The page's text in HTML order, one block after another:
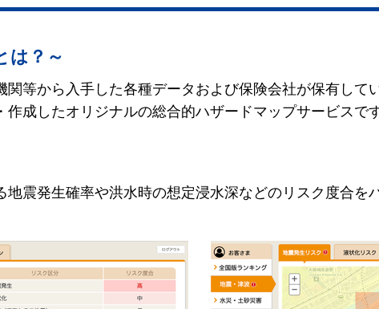
は？～
関等から入手した各種データおよび保険会社が保有して
作成したオリジナルの総合的ハザードマップサービスで
地震発生確率や洪水時の想定浸水深などのリスク度合を